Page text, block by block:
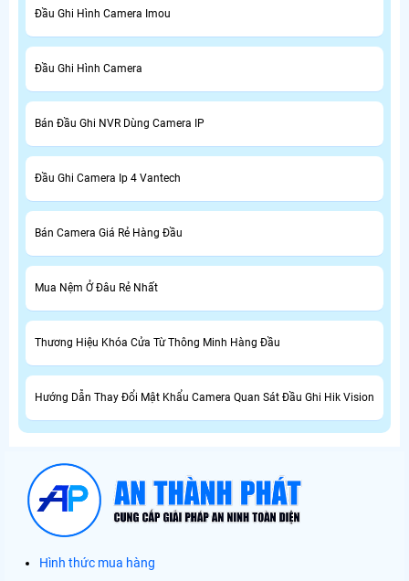
Đầu Ghi Hình Camera Imou
Đầu Ghi Hình Camera
Bán Đầu Ghi NVR Dùng Camera IP
Đầu Ghi Camera Ip 4 Vantech
Bán Camera Giá Rẻ Hàng Đầu
Mua Nệm Ở Đâu Rẻ Nhất
Thương Hiệu Khóa Cửa Từ Thông Minh Hàng Đầu
Hướng Dẫn Thay Đổi Mật Khẩu Camera Quan Sát Đầu Ghi Hik Vision
Hình thức mua hàng